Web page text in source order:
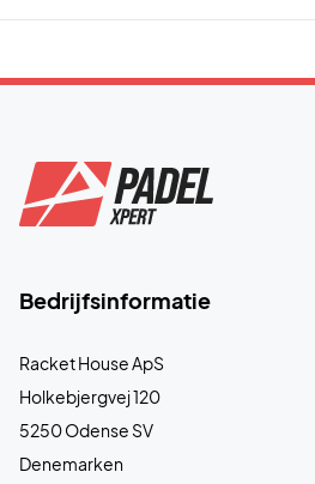
Bedrijfsinformatie
Racket House ApS
Holkebjergvej 120
5250 Odense SV
Denemarken